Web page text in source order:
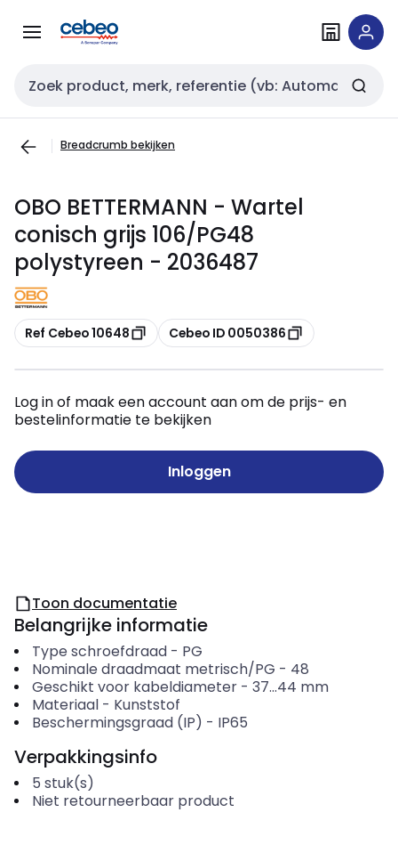
naar
naar
Zoekveld invoer
Breadcrumb bekijken
OBO BETTERMANN - Wartel
conisch grijs 106/PG48
polystyreen - 2036487
Kopiëren
Ref Cebeo 10648 Kopiëren
Cebeo ID 0050386
Log in of maak een account aan om de prijs- en
bestelinformatie te bekijken
Inloggen
Toon documentatie
Belangrijke informatie
Type schroefdraad- PG
Nominale draadmaat metrisch/PG - 48
Geschikt voor kabeldiameter- 37...44 mm
Materiaal- Kunststof
Beschermingsgraad (IP) - IP65
Verpakkingsinfo
5 stuk(s)
Niet retourneerbaar product